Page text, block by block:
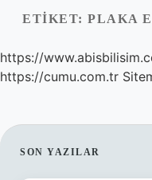
Yasal Uyarı
Hakkımızda
ETIKET: PLAKA
https://
https://cumu.com.tr
SIDEBAR
SON YAZILAR